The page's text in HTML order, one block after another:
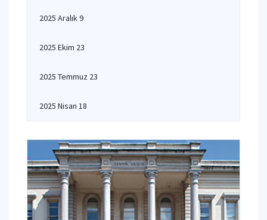
2025 Aralık 9
2025 Ekim 23
2025 Temmuz 23
2025 Nisan 18